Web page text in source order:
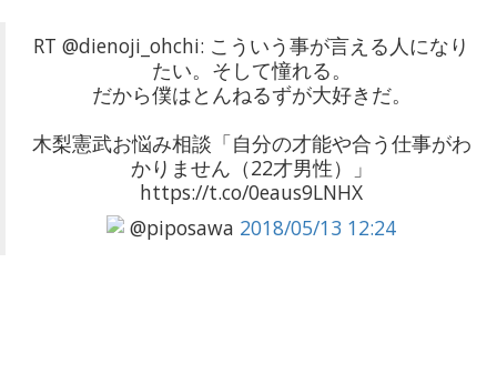
RT @dienoji_ohchi: こういう事が言える人になり
たい。そして憧れる。
だから僕はとんねるずが大好きだ。
木梨憲武お悩み相談「自分の才能や合う仕事がわ
かりません（22才男性）」
https://t.co/0eaus9LNHX
@piposawa 2018/05/13 12:24